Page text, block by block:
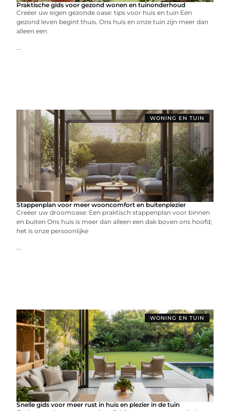
Praktische gids voor gezond wonen en tuinonderhoud
Creëer uw eigen gezonde oase: tips voor huis en tuin Een
gezond leven begint thuis. Ons huis en onze tuin zijn meer dan
alleen een
...
WONING EN TUIN
Stappenplan voor meer wooncomfort en buitenplezier
Creëer uw droomoase: Een praktisch stappenplan voor binnen
en buiten Ons huis is meer dan alleen een dak boven ons hoofd;
het is onze persoonlijke
...
WONING EN TUIN
Snelle gids voor meer rust in huis en plezier in de tuin